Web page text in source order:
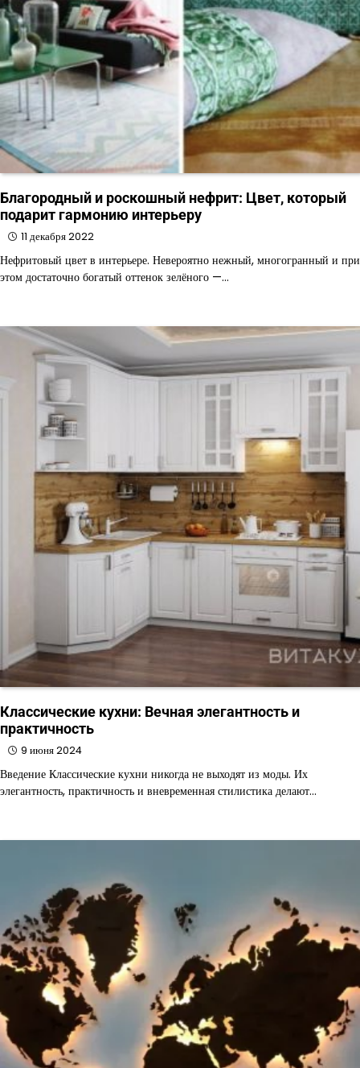
Благородный и роскошный нефрит: Цвет, который
подарит гармонию интерьеру
11 декабря 2022
Нефритовый цвет в интерьере. Невероятно нежный, многогранный и при
этом достаточно богатый оттенок зелёного —…
Классические кухни: Вечная элегантность и
практичность
9 июня 2024
Введение Классические кухни никогда не выходят из моды. Их
элегантность, практичность и вневременная стилистика делают…